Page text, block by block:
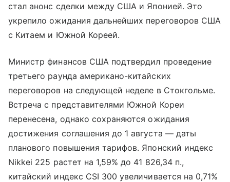
стал анонс сделки между США и Японией. Это
укрепило ожидания дальнейших переговоров США
с Китаем и Южной Кореей.
Министр финансов США подтвердил проведение
третьего раунда американо-китайских
переговоров на следующей неделе в Стокгольме.
Встреча с представителями Южной Кореи
перенесена, однако сохраняются ожидания
достижения соглашения до 1 августа — даты
планового повышения тарифов. Японский индекс
Nikkei 225 растет на 1,59% до 41 826,34 п.,
китайский индекс CSI 300 увеличивается на 0,71%